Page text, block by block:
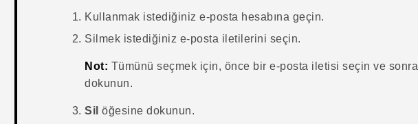
Kullanmak istediğiniz e-posta hesabına geçin.
Silmek istediğiniz e-posta iletilerini seçin.
Not: Tümünü seçmek için, önce bir e-posta iletisi seçin ve sonra
dokunun.
Sil öğesine dokunun.